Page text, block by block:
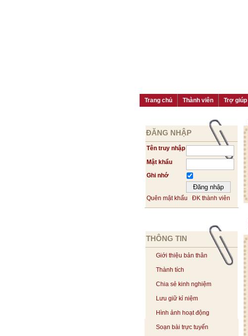
Trang chủ Thành viên Trợ giúp
ĐĂNG NHẬP
Tên truy nhập
Mật khẩu
Ghi nhớ
Quên mật khẩu ĐK thành viên
THÔNG TIN
Giới thiệu bản thân
Thành tích
Chia sẻ kinh nghiệm
Lưu giữ kỉ niệm
Hình ảnh hoạt động
Soạn bài trực tuyến